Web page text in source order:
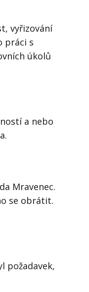
vyřizování
práci s
úkolů
a nebo
Mravenec.
se obrátit.
požadavek,